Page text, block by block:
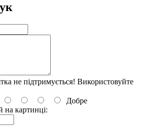
не підтримується! Використовуйте
Добре
на картинці: